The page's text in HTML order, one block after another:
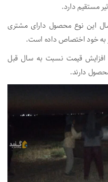
مستقیم دارد.
این نوع محصول دارای مشتری
به خود اختصاص داده است.
قیمت نسبت به سال قبل
دارند.